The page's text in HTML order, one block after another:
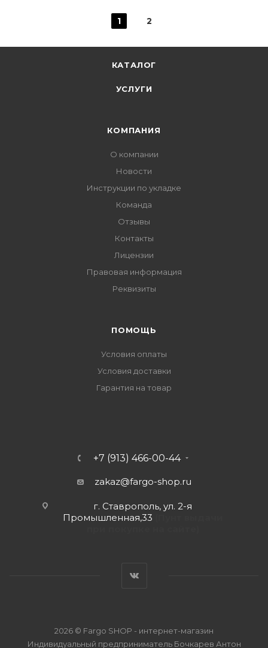
1 2
КАТАЛОГ
УСЛУГИ
КОМПАНИЯ
О компании
Новости
Инструкции по укладке
Команда
Отзывы
Контакты
Лицензии
Правовая информация
Реквизиты
ПОМОЩЬ
Условия оплаты
Условия доставки
Гарантия на товар
+7 (913) 466-00-44
zakaz@fargo-shop.ru
г. Ставрополь, ул. 2-я
Промышленная,33
2026 © Fargo SHOP - интернет-магазин
Индивидуальный предприниматель Бочкарев Антон